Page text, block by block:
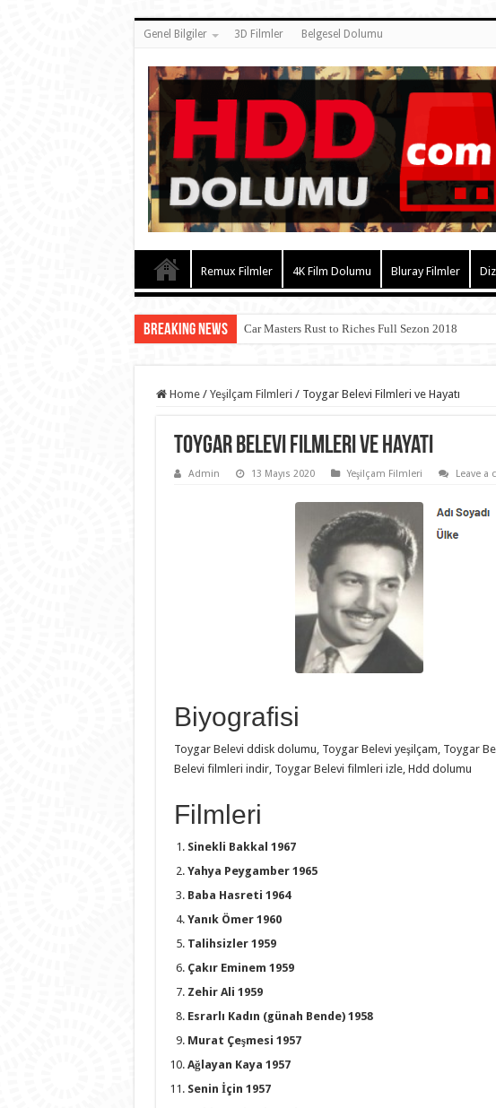
Genel Bilgiler 3D Filmler Belgesel Dolumu
Remux Filmler 4K Film Dolumu Bluray Filmler
Breaking News Car Masters Rust to Riches Full Sezon 2018
Home / Yeşilçam Filmleri / Toygar Belevi Filmleri ve Hayatı
Toygar Belevi Filmleri ve Hayatı
Admin 13 Mayıs 2020 Yeşilçam Filmleri Leave a
Biyografisi
Toygar Belevi ddisk dolumu, Toygar Belevi yeşilçam, Toygar
Belevi filmleri indir, Toygar Belevi filmleri izle, Hdd dolumu
Filmleri
Sinekli Bakkal 1967
Yahya Peygamber 1965
Baba Hasreti 1964
Yanık Ömer 1960
Talihsizler 1959
Çakır Eminem 1959
Zehir Ali 1959
Esrarlı Kadın (günah Bende) 1958
Murat Çeşmesi 1957
Ağlayan Kaya 1957
Senin İçin 1957